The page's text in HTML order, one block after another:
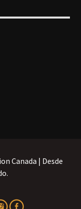
Canada | Desde